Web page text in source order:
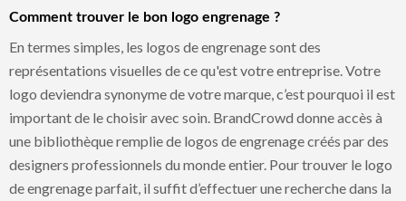
Comment trouver le bon logo engrenage ?
En termes simples, les logos de engrenage sont des
représentations visuelles de ce qu'est votre entreprise. Votre
logo deviendra synonyme de votre marque, c’est pourquoi il est
important de le choisir avec soin. BrandCrowd donne accès à
une bibliothèque remplie de logos de engrenage créés par des
designers professionnels du monde entier. Pour trouver le logo
de engrenage parfait, il suffit d’effectuer une recherche dans la